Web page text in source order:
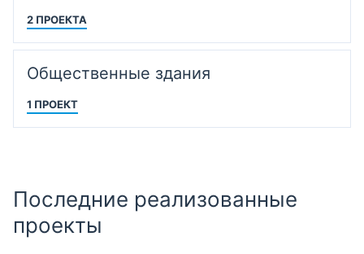
2 ПРОЕКТА
Общественные здания
1 ПРОЕКТ
Последние реализованные
проекты